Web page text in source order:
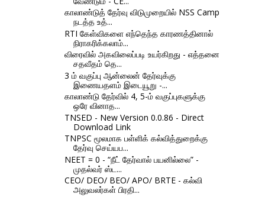
காலாண்டுத் தேர்வு விடுமுறையில் NSS Camp
நடத்த உத்...
RTI கேள்விகளை எந்தெந்த காரணத்தினால்
நிராகரிக்கலாம்...
விரைவில் அகவிலைப்படி உயர்கிறது - எத்தனை
சதவீதம் தெ...
3 ம் வகுப்பு ஆன்லைன் தேர்வுக்கு
இணையதளம் இடையூறு -...
காலாண்டு தேர்வில் 4, 5-ம் வகுப்புகளுக்கு
ஒரே வினாத...
TNSED - New Version 0.0.86 - Direct
Download Link
TNPSC மூலமாக பள்ளிக் கல்வித்துறைக்கு
தேர்வு செய்யப...
NEET = 0 - “நீட் தேர்வால் பயனில்லை” -
முதல்வர் ஸ்ட...
CEO/ DEO/ BEO/ APO/ BRTE - கல்வி
அலுவலர்கள் பிரதி...